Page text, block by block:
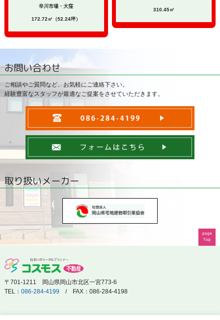
辛川市場・大窪
172.72㎡（52.24坪）
310.45㎡
お問い合わせ
ご相談やご質問など、お気軽にご連絡下さい。
経験豊富なスタッフが最適なご提案をさせていただきます。
取り扱いメーカー
〒701-1211 岡山県岡山市北区一宮773-6
TEL： 086-284-4199 / FAX：086-284-4198